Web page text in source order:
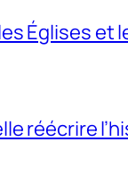
Églises et
réécrire